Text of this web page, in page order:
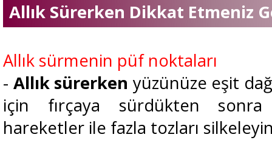
Allık Sürerken Dikkat Etmeniz
Allık sürmenin püf noktaları
- Allık sürerken yüzünüze eşit
için fırçaya sürdükten
hareketler ile fazla tozları